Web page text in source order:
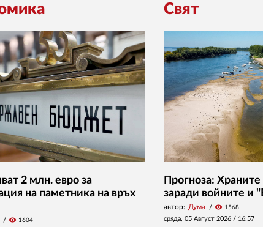
2 млн. евро за
на паметника на връх
visibility 1604
Свят
Прогноза:
заради войните и
автор: Дума visibility 1568
сряда, 05 Август 2026 / 16:57